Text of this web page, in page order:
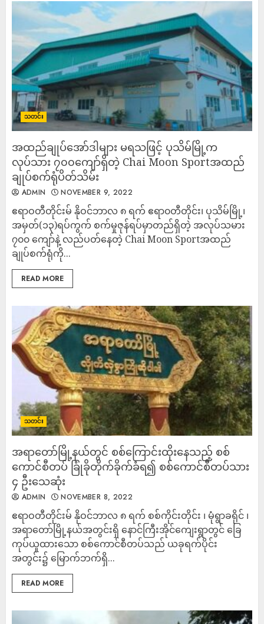
သတင်း
အထည်ချုပ်အော်ဒါများ မရသဖြင့် ပုသိမ်မြို့က
လုပ်သား ၇၀၀ကျော်ရှိတဲ့ Chai Moon Sportအထည်
ချုပ်စက်ရုံပိတ်သိမ်း
ADMIN NOVEMBER 9, 2022
ဧရာဝတီတိုင်းမ် နိုဝင်ဘာလ ၈ ရက် ဧရာ၀တီတိုင်း၊ ပုသိမ်မြို့၊
အမှတ်(၁၃)ရပ်ကွက် စက်မှုဇုန်ရပ်မှာတည်ရှိတဲ့ အလုပ်သမား
၇၀၀ ကျော်နဲ့ လည်ပတ်​နေတဲ့ ​Chai Moon Sportအထည်
ချုပ်စက်ရုံကို...
READ MORE
သတင်း
အရာတော်မြို့နယ်တွင် စစ်‌ကြောင်းထိုးနေသည့် စစ်
ကောင်စီတပ် ခြုံခိုတိုက်ခိုက်ခံရ၍ စစ်ကောင်စီတပ်သား
၄ ဦးသေဆုံး
ADMIN NOVEMBER 8, 2022
ဧရာဝတီတိုင်းမ် နိုဝင်ဘာလ ၈ ရက် စစ်ကိုင်းတိုင်း ၊ မုံရွာခရိုင် ၊
အရာတော်မြို့နယ်အတွင်းရှိ နောင်ကြီးအိုင်ကျေးရွာတွင် ခြေ
ကုပ်ယူထားသော စစ်ကောင်စီတပ်သည် ယခုရက်ပိုင်း
အတွင်း၌ မြောက်ဘက်ရှိ...
READ MORE